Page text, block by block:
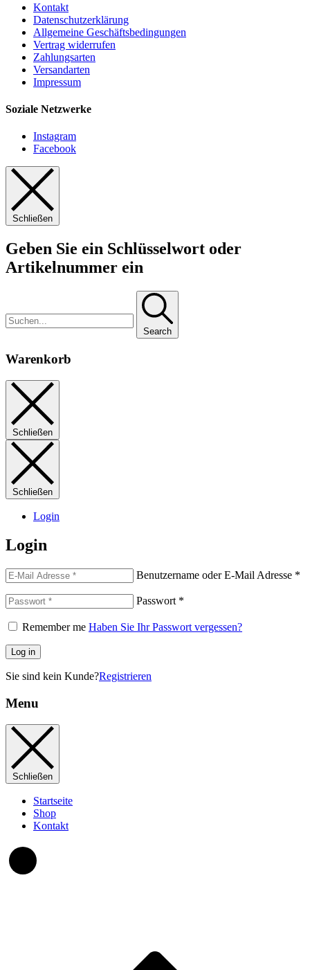
Kontakt
Datenschutzerklärung
Allgemeine Geschäftsbedingungen
Vertrag widerrufen
Zahlungsarten
Versandarten
Impressum
Soziale Netzwerke
Instagram
Facebook
Schließen
Geben Sie ein Schlüsselwort oder
Artikelnummer ein
Search
Warenkorb
Schließen
Schließen
Login
Login
Benutzername oder E-Mail Adresse *
Passwort *
Remember me Haben Sie Ihr Passwort vergessen?
Log in
Sie sind kein Kunde?Registrieren
Menu
Schließen
Startseite
Shop
Kontakt